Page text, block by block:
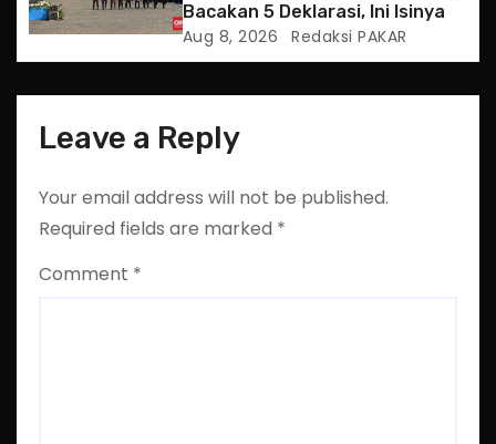
Bacakan 5 Deklarasi, Ini Isinya
Aug 8, 2026 Redaksi PAKAR
Leave a Reply
Your email address will not be published.
Required fields are marked *
Comment *